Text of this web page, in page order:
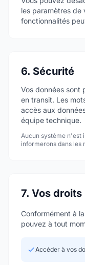
les paramètres de
fonctionnalités
6. Sécurité
Vos données sont
en transit. Les
accès aux
équipe technique.
Aucun système n'est
informerons dans les
7. Vos droits
Conformément à
pouvez à tout
Accéder à vos